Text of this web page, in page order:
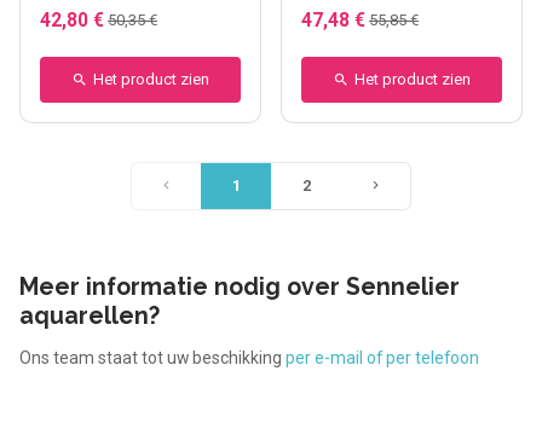
- collé 4 côtés - 25F -
24x30cm - Grain fin
42,80 € 50,35 €
Het product zien
- collé 4 côtés - 25F -
30x40cm - Grain fin
47,48 € 55,85 €
Het product zien
1 2
Meer informatie nodig over Sennelier
aquarellen?
Ons team staat tot uw beschikking per e-mail of per telefoon